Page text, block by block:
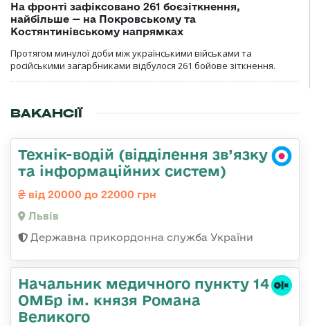
На фронті зафіксовано 261 боєзіткнення,
найбільше — на Покровському та
Костянтинівському напрямках
Протягом минулої доби між українськими військами та
російськими загарбниками відбулося 261 бойове зіткнення.
ВАКАНСІЇ
Технік-водій (відділення зв’язку
та інформаційних систем)
від 20000 до 22000 грн
Львів
Державна прикордонна служба України
Начальник медичного пункту 14
ОМБр ім. князя Романа
Великого